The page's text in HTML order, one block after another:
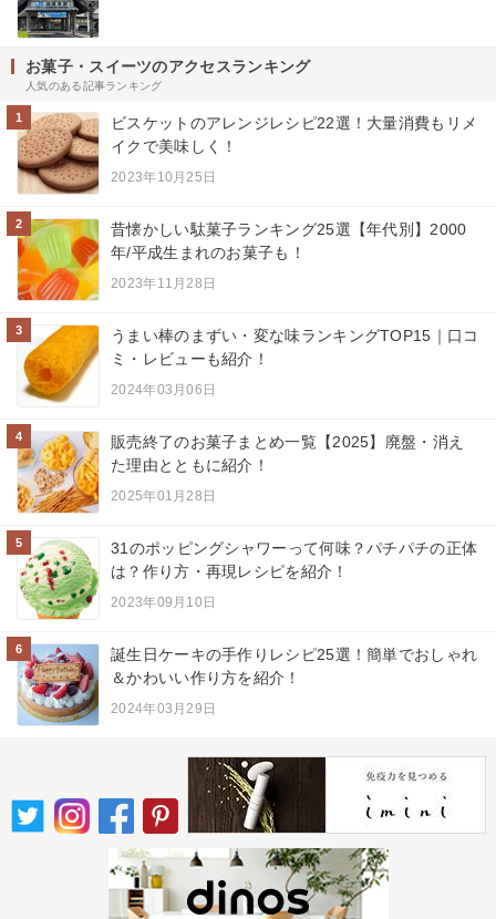
お菓子・スイーツのアクセスランキング
人気のある記事ランキング
1
ビスケットのアレンジレシピ22選！大量消費もリメ
イクで美味しく！
2023年10月25日
2
昔懐かしい駄菓子ランキング25選【年代別】2000
年/平成生まれのお菓子も！
2023年11月28日
3
うまい棒のまずい・変な味ランキングTOP15｜口コ
ミ・レビューも紹介！
2024年03月06日
4
販売終了のお菓子まとめ一覧【2025】廃盤・消え
た理由とともに紹介！
2025年01月28日
5
31のポッピングシャワーって何味？パチパチの正体
は？作り方・再現レシピを紹介！
2023年09月10日
6
誕生日ケーキの手作りレシピ25選！簡単でおしゃれ
＆かわいい作り方を紹介！
2024年03月29日